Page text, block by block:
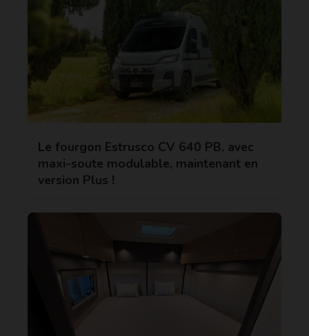
Le fourgon Estrusco CV 640 PB, avec
maxi-soute modulable, maintenant en
version Plus !